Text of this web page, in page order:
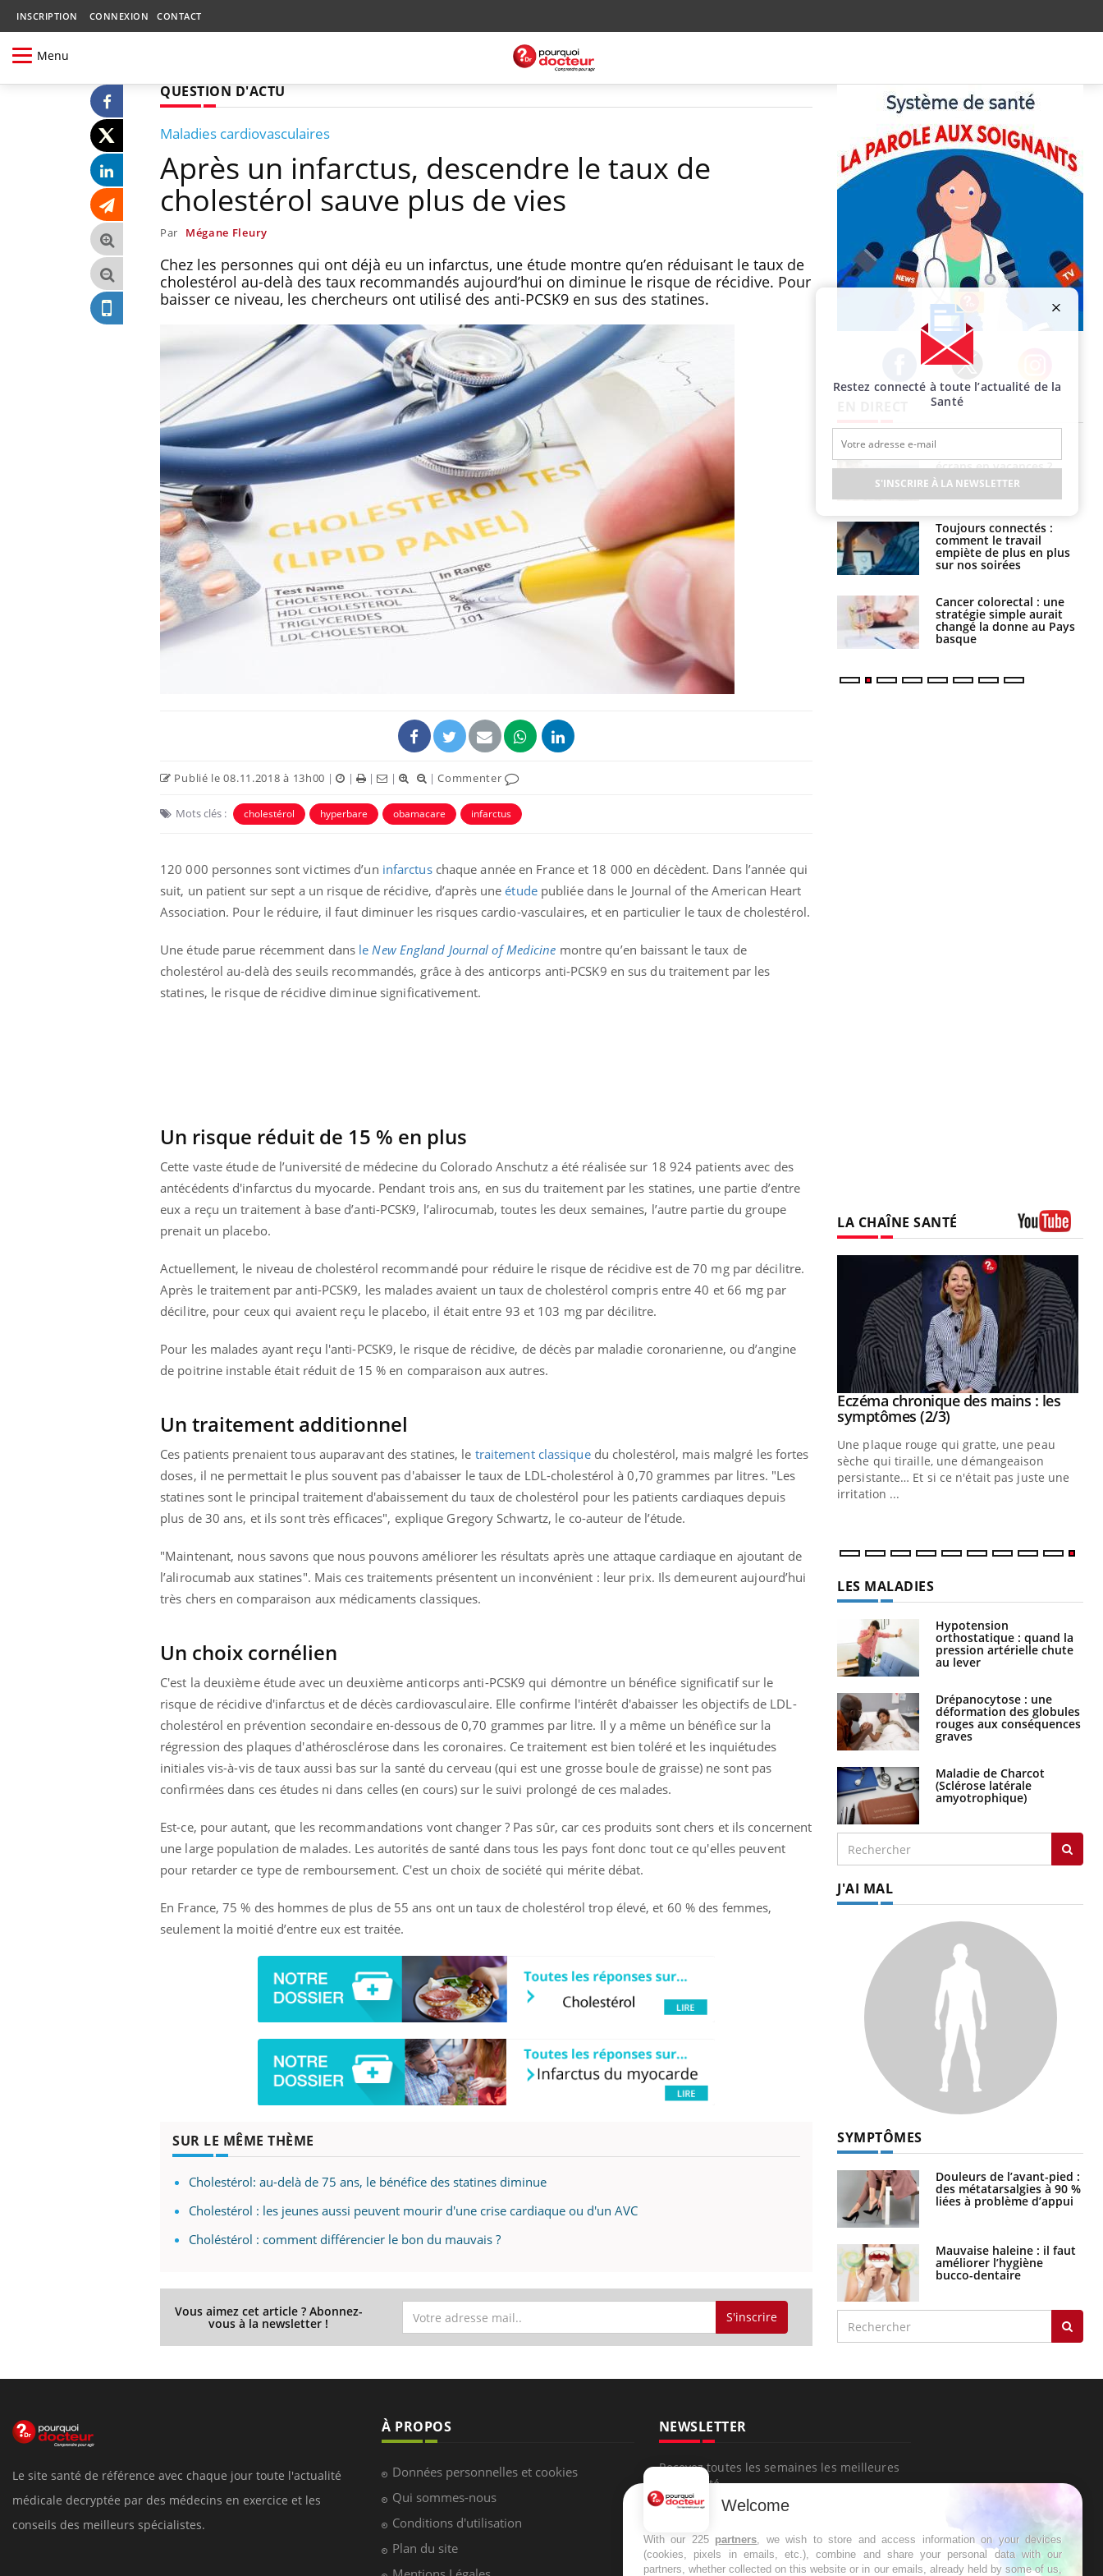
INSCRIPTION CONNEXION CONTACT
Menu
QUESTION D'ACTU
Maladies cardiovasculaires
Après un infarctus, descendre le taux de
cholestérol sauve plus de vies
Par Mégane Fleury
Chez les personnes qui ont déjà eu un infarctus, une étude montre qu’en réduisant le taux de
cholestérol au-delà des taux recommandés aujourd’hui on diminue le risque de récidive. Pour
baisser ce niveau, les chercheurs ont utilisé des anti-PCSK9 en sus des statines.
Publié le 08.11.2018 à 13h00 | | | | |Commenter
Mots clés : cholestérol hyperbare obamacare infarctus
120 000 personnes sont victimes d’un infarctuschaque année en France et 18 000 en décèdent. Dans l’année qui
suit, un patient sur sept a un risque de récidive, d’après uneétudepubliée dans le Journal of the American Heart
Association. Pour le réduire, il faut diminuer les risques cardio-vasculaires, et en particulier le taux de cholestérol.
Une étude parue récemment dans le New England Journal of Medicine montre qu’en baissant le taux de
cholestérol au-delà des seuils recommandés, grâce à des anticorps anti-PCSK9 en sus du traitement par les
statines, le risque de récidive diminue significativement.
Un risque réduit de 15 % en plus
Cette vaste étude de l’université de médecine du Colorado Anschutz a été réalisée sur 18 924 patients avec des
antécédents d'infarctus du myocarde. Pendant trois ans, en sus du traitement par les statines, une partie d’entre
eux a reçu un traitement à base d’anti-PCSK9, l’alirocumab, toutes les deux semaines, l’autre partie du groupe
prenait un placebo.
Actuellement, le niveau de cholestérol recommandé pour réduire le risque de récidive est de 70 mg par décilitre.
Après le traitement par anti-PCSK9, les malades avaient un taux de cholestérol compris entre 40 et 66 mg par
décilitre, pour ceux qui avaient reçu le placebo, il était entre 93 et 103 mg par décilitre.
Pour les malades ayant reçu l'anti-PCSK9, le risque de récidive, de décès par maladie coronarienne, ou d’angine
de poitrine instable était réduit de 15 % en comparaison aux autres.
Un traitement additionnel
Ces patients prenaient tous auparavant des statines, le traitement classiquedu cholestérol, mais malgré les fortes
doses, il ne permettait le plus souvent pas d'abaisser le taux de LDL-cholestérol à 0,70 grammes par litres. "Les
statines sont le principal traitement d'abaissement du taux de cholestérol pour les patients cardiaques depuis
plus de 30 ans, et ils sont très efficaces", explique Gregory Schwartz, le co-auteur de l’étude.
"Maintenant, nous savons que nous pouvons améliorer les résultats après une attaque cardiaque en ajoutant de
l’alirocumab aux statines". Mais ces traitements présentent un inconvénient : leur prix. Ils demeurent aujourd’hui
très chers en comparaison aux médicaments classiques.
Un choix cornélien
C'est la deuxième étude avec un deuxième anticorps anti-PCSK9 qui démontre un bénéfice significatif sur le
risque de récidive d'infarctus et de décès cardiovasculaire. Elle confirme l'intérêt d'abaisser les objectifs de LDL-
cholestérol en prévention secondaire en-dessous de 0,70 grammes par litre. Il y a même un bénéfice sur la
régression des plaques d'athérosclérose dans les coronaires. Ce traitement est bien toléré et les inquiétudes
initiales vis-à-vis de taux aussi bas sur la santé du cerveau (qui est une grosse boule de graisse) ne sont pas
confirmées dans ces études ni dans celles (en cours) sur le suivi prolongé de ces malades.
Est-ce, pour autant, que les recommandations vont changer ? Pas sûr, car ces produits sont chers et ils concernent
une large population de malades. Les autorités de santé dans tous les pays font donc tout ce qu'elles peuvent
pour retarder ce type de remboursement. C'est un choix de société qui mérite débat.
En France, 75 % des hommes de plus de 55 ans ont un taux de cholestérol trop élevé, et 60 % des femmes,
seulement la moitié d’entre eux est traitée.
SUR LE MÊME THÈME
Cholestérol: au-delà de 75 ans, le bénéfice des statines diminue
Cholestérol : les jeunes aussi peuvent mourir d'une crise cardiaque ou d'un AVC
Choléstérol : comment différencier le bon du mauvais ?
Vous aimez cet article ? Abonnez-
vous à la newsletter ! S'inscrire
Facebook Twitter Instagram
Hantavirus : un cas
détecté chez un touriste
en France
Mortalité infantile : un
rapport s’interroge sur
écrans en vacances ?
Toujours connectés :
comment le travail
empiète de plus en plus
sur nos soirées
Cancer colorectal : une
stratégie simple aurait
changé la donne au Pays
basque
LA CHAÎNE SANTÉ
Coup de food sur le diabète, c'est votre
bouscule les idées reçues ! Dans cet
épisode, une ...
être global
qualité de vie au travail" de Pourquoi
Docteur reçoivent Régis Blugeon, DRH et
directeur ...
dermatologue à Paris, vous explique
comment protéger vos mains au quotidien
et éviter les ...
Youtube
Eczéma chronique des mains : les
symptômes (2/3)Youtube
Une plaque rouge qui gratte, une peau
sèche qui tiraille, une démangeaison
persistante… Et si ce n'était pas juste une
irritation ...
LES MALADIES
Hypotension
orthostatique : quand la
pression artérielle chute
au lever
Drépanocytose : une
déformation des globules
rouges aux conséquences
graves
Maladie de Charcot
(Sclérose latérale
amyotrophique)
J'AI MAL
SYMPTÔMES
Douleurs de l’avant-pied :
des métatarsalgies à 90 %
liées à problème d’appui
Mauvaise haleine : il faut
améliorer l’hygiène
bucco-dentaire
Restez connecté à toute l’actualité de la
Santé
S'INSCRIRE À LA NEWSLETTER
Le site santé de référence avec chaque jour toute l'actualité
médicale decryptée par des médecins en exercice et les
conseils des meilleurs spécialistes.
À PROPOS
Données personnelles et cookies
Qui sommes-nous
Conditions d'utilisation
Plan du site
NEWSLETTER
Recevez toutes les semaines les meilleures
infos santé
S'INSCRIRE
Welcome
With our 225 partners, we wish to store and access information on your devices
(cookies, pixels in emails, etc.), combine and share your personal data with our
partners, whether collected on this website or in our emails, already held by some of us,